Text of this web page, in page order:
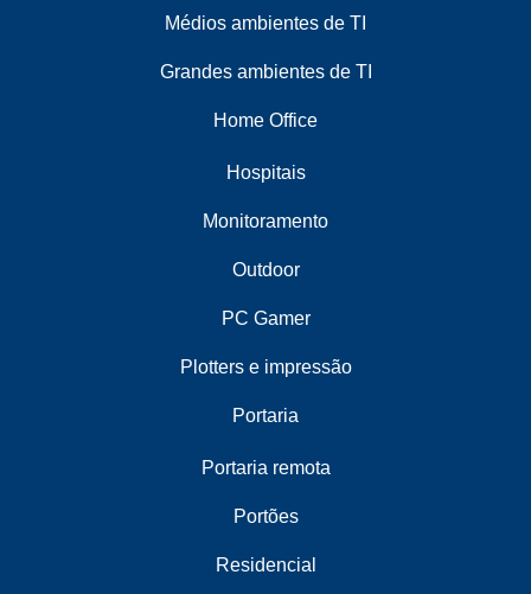
Médios ambientes de TI
Grandes ambientes de TI
Home Office
Hospitais
Monitoramento
Outdoor
PC Gamer
Plotters e impressão
Portaria
Portaria remota
Portões
Residencial